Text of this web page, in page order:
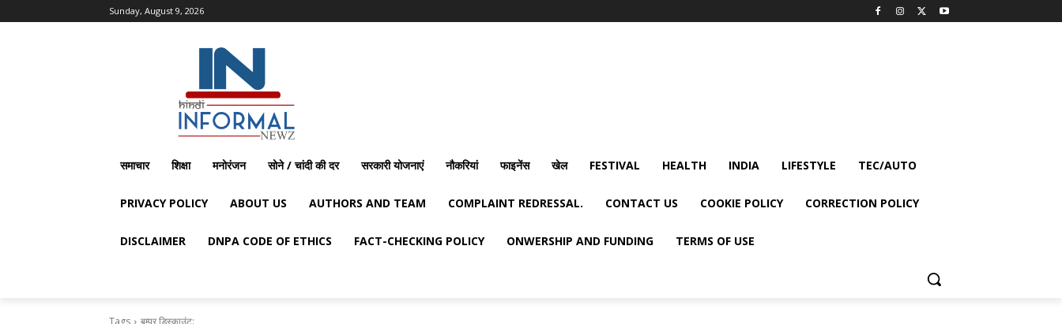
Sunday, August 9, 2026
समाचार शिक्षा मनोरंजन सोने / चांदी की दर सरकारी योजनाएं नौकरियां फाइनेंस खेल FESTIVAL HEALTH INDIA LIFESTYLE TEC/AUTO
PRIVACY POLICY ABOUT US AUTHORS AND TEAM COMPLAINT REDRESSAL. CONTACT US COOKIE POLICY CORRECTION POLICY
DISCLAIMER DNPA CODE OF ETHICS FACT-CHECKING POLICY ONWERSHIP AND FUNDING TERMS OF USE
Tags बम्पर डिस्काउंट: